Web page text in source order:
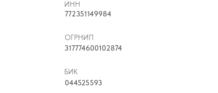
БИК
044525593
ИНН
772351149984
ОГРНИП
317774600102874